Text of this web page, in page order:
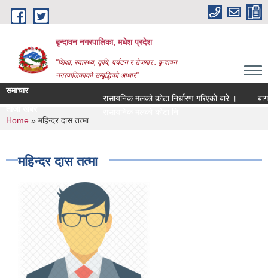
Skip to main content
बृन्दावन नगरपालिका, मधेश प्रदेश
"शिक्षा, स्वास्थ्य, कृषि, पर्यटन र रोजगार : बृन्दावन
नगरपालिकाको सम्बृद्धिको आधार"
समाचार
रासायनिक मलको कोटा निर्धारण गरिएको बारे ।
You are here
Home » महिन्दर दास तत्मा
महिन्दर दास तत्मा